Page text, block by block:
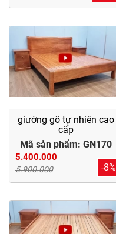
giường gỗ tự nhiên cao
cấp
Mã sản phẩm: GN170
5.400.000
5.900.000 -8%